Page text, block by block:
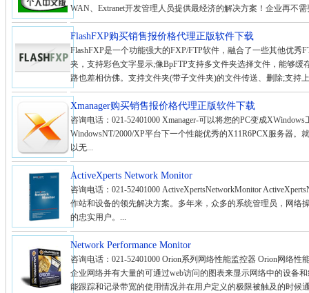
WAN、Extranet开发管理人员提供最经济的解决方案！企业再不
FlashFXP购买销售报价格代理正版软件下载
FlashFXP是一个功能强大的FXP/FTP软件，融合了一些其他优秀
夹，支持彩色文字显示;像BpFTP支持多文件夹选择文件，能够缓
路也差相仿佛。支持文件夹(带子文件夹)的文件传送、删除;支持
Xmanager购买销售报价格代理正版软件下载
咨询电话：021-52401000 Xmanager-可以将您的PC变成
WindowsNT/2000/XP平台下一个性能优秀的X11R6PCX服务器。
以无...
ActiveXperts Network Monitor
咨询电话：021-52401000 ActiveXpertsNetworkMonitor
作站和设备的领先解决方案。多年来，众多的系统管理员，网络
的忠实用户。...
Network Performance Monitor
咨询电话：021-52401000 Orion系列网络性能监控器 Orion网络
企业网络并有大量的可通过web访问的图表来显示网络中的设备
能跟踪和记录带宽的使用情况并在用户定义的极限被触及的时候